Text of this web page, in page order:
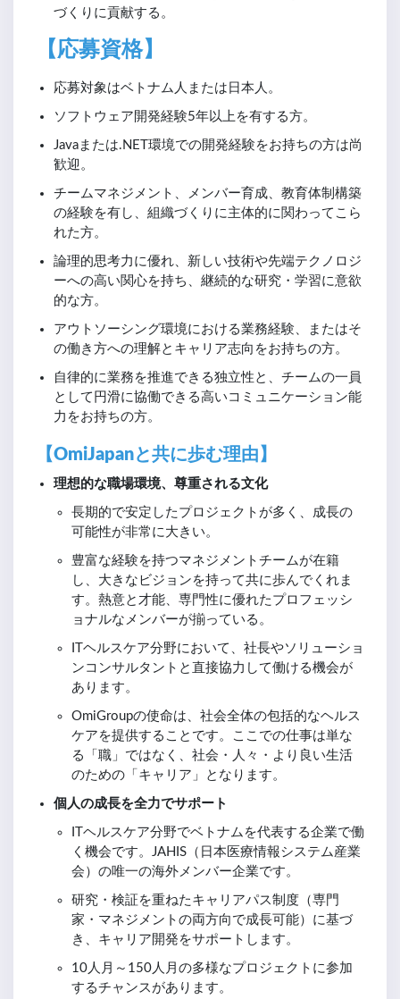
づくりに貢献する。
【応募資格】
応募対象はベトナム人または日本人。
ソフトウェア開発経験5年以上を有する方。
Javaまたは.NET環境での開発経験をお持ちの方は尚
歓迎。
チームマネジメント、メンバー育成、教育体制構築
の経験を有し、組織づくりに主体的に関わってこら
れた方。
論理的思考力に優れ、新しい技術や先端テクノロジ
ーへの高い関心を持ち、継続的な研究・学習に意欲
的な方。
アウトソーシング環境における業務経験、またはそ
の働き方への理解とキャリア志向をお持ちの方。
自律的に業務を推進できる独立性と、チームの一員
として円滑に協働できる高いコミュニケーション能
力をお持ちの方。
【OmiJapanと共に歩む理由】
理想的な職場環境、尊重される文化
長期的で安定したプロジェクトが多く、成長の
可能性が非常に大きい。
豊富な経験を持つマネジメントチームが在籍
し、大きなビジョンを持って共に歩んでくれま
す。熱意と才能、専門性に優れたプロフェッシ
ョナルなメンバーが揃っている。
ITヘルスケア分野において、社長やソリューショ
ンコンサルタントと直接協力して働ける機会が
あります。
OmiGroupの使命は、社会全体の包括的なヘルス
ケアを提供することです。ここでの仕事は単な
る「職」ではなく、社会・人々・より良い生活
のための「キャリア」となります。
個人の成長を全力でサポート
ITヘルスケア分野でベトナムを代表する企業で働
く機会です。JAHIS（日本医療情報システム産業
会）の唯一の海外メンバー企業です。
研究・検証を重ねたキャリアパス制度（専門
家・マネジメントの両方向で成長可能）に基づ
き、キャリア開発をサポートします。
10人月～150人月の多様なプロジェクトに参加
するチャンスがあります。